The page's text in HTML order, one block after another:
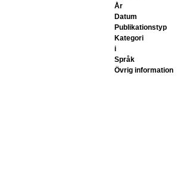
År
Datum
Publikationstyp
Kategori
i
Språk
Övrig information